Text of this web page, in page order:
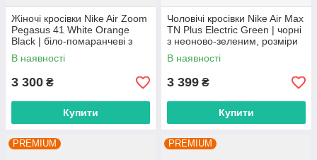
Жіночі кросівки Nike Air Zoom
Pegasus 41 White Orange
Black | біло-помаранчеві з
чорним, розміри 36–43
В наявності
3 300 ₴
Купити
Чоловічі кросівки Nike Air Max
TN Plus Electric Green | чорні
з неоново-зеленим, розміри
41–45
В наявності
3 399 ₴
Купити
PREMIUM PREMIUM